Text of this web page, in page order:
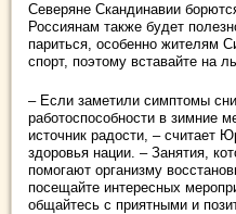
Северяне Скандинавии
Россиянам также будет
париться, особенно жителям
спорт, поэтому вставайте на
– Если заметили симптомы
работоспособности в зимние
источник радости, – считает
здоровья нации. – Занятия,
помогают организму
посещайте интересных
общайтесь с приятными и